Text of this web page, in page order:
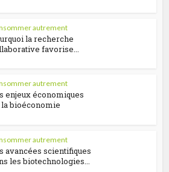
autrement
la recherche
favorise...
autrement
enjeux économiques
bioéconomie
autrement
avancées scientifiques
les biotechnologies...